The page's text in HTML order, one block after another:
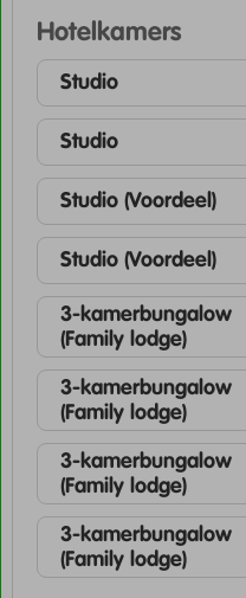
Hotelkamers
Studio
Studio
Studio (Voordeel)
Studio (Voordeel)
3-kamerbungalow
(Family lodge)
3-kamerbungalow
(Family lodge)
3-kamerbungalow
(Family lodge)
3-kamerbungalow
(Family lodge)